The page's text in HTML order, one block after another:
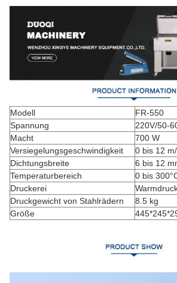
Modell
FR-550
Spannung
220V/50-
Macht
700 W
Versiegelungsgeschwindigkeit
0 bis 12
Dichtungsbreite
6 bis 12
Temperaturbereich
0 bis
Druckerei
Druckgewicht von Stahlrädern
8.5 kg
Größe